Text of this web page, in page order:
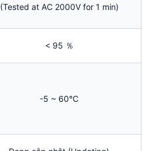
(Tested at AC 2000V for 1 min)
< 95 ％
-5 ~ 60℃